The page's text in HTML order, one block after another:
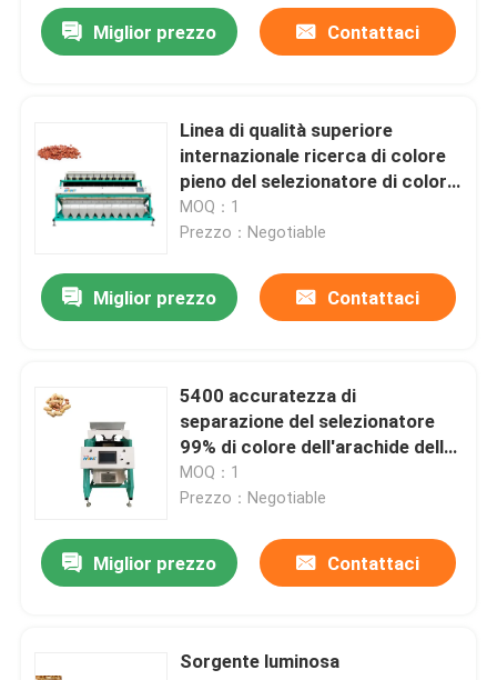
selezionatore di colore dell'anacardio
I chicchi di caffè colorano il selezionatore
Selezionatore di colore della spezia
selezionatore di colore del sesamo
selezionatore di plastica di colore
Selezionatore di colore della cinghia
Vaglio infrarosso
Miglior prezzo Contattaci
Linea di qualità superiore
internazionale ricerca di colore
pieno del selezionatore di colore
dell'arachide
MOQ：1
Prezzo：Negotiable
Miglior prezzo Contattaci
5400 accuratezza di
separazione del selezionatore
99% di colore dell'arachide della
telecamera CCD del pixel
MOQ：1
Prezzo：Negotiable
Miglior prezzo Contattaci
Sorgente luminosa